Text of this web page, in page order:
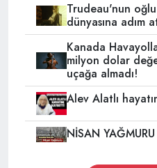
Trudeau'nun
dünyasına adım
Kanada
milyon dolar
uçağa almadı!
Alev Alatlı
NİSAN